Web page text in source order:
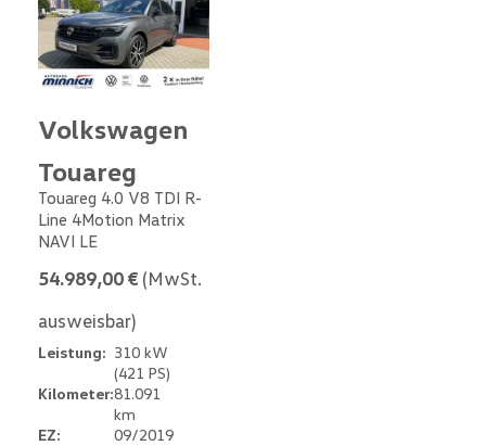
Volkswagen
Touareg
Touareg 4.0 V8 TDI R-
Line 4Motion Matrix
NAVI LE
54.989,00 € (MwSt.
ausweisbar)
Leistung: 310 kW
(421 PS)
Kilometer:81.091
km
EZ:
09/2019